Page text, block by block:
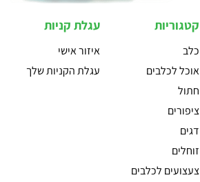
קטגוריות
כלב
אוכל לכלבים
חתול
ציפורים
דגים
זוחלים
צעצועים לכלבים
עגלת קניות
איזור אישי
עגלת הקניות שלך